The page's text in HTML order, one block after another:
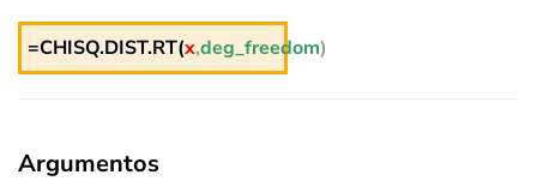
=CHISQ.DIST.RT(x,deg_freedom)
Argumentos